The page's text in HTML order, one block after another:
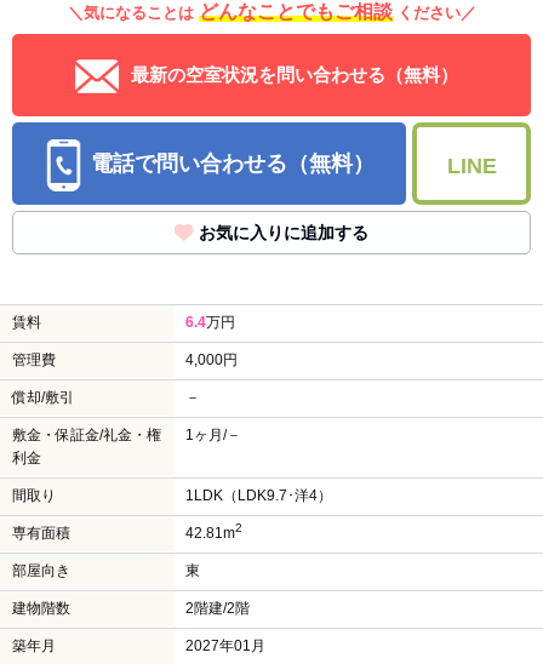
＼気になることは どんなことでもご相談 ください／
最新の空室状況を問い合わせる（無料）
電話で問い合わせる（無料） LINE
お気に入りに追加する
賃料 6.4万円
管理費 4,000円
償却/敷引 －
敷金・保証金/礼金・権
利金
1ヶ月/－
間取り 1LDK（LDK9.7･洋4）
専有面積 42.81m2
部屋向き 東
建物階数 2階建/2階
築年月 2027年01月